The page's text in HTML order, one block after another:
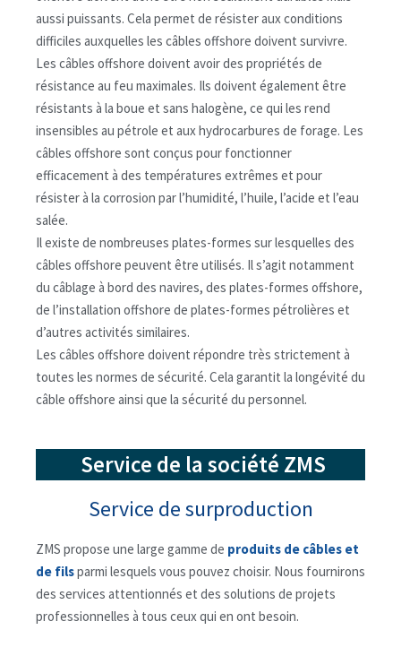
aussi puissants. Cela permet de résister aux conditions
difficiles auxquelles les câbles offshore doivent survivre.
Les câbles offshore doivent avoir des propriétés de
résistance au feu maximales. Ils doivent également être
résistants à la boue et sans halogène, ce qui les rend
insensibles au pétrole et aux hydrocarbures de forage. Les
câbles offshore sont conçus pour fonctionner
efficacement à des températures extrêmes et pour
résister à la corrosion par l’humidité, l’huile, l’acide et l’eau
salée.
Il existe de nombreuses plates-formes sur lesquelles des
câbles offshore peuvent être utilisés. Il s’agit notamment
du câblage à bord des navires, des plates-formes offshore,
de l’installation offshore de plates-formes pétrolières et
d’autres activités similaires.
Les câbles offshore doivent répondre très strictement à
toutes les normes de sécurité. Cela garantit la longévité du
câble offshore ainsi que la sécurité du personnel.
Service de la société ZMS
Service de surproduction
ZMS propose une large gamme de produits de câbles et
de filsparmi lesquels vous pouvez choisir. Nous fournirons
des services attentionnés et des solutions de projets
professionnelles à tous ceux qui en ont besoin.